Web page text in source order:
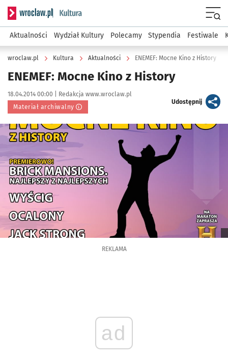
Serwis informacyjny wroclaw.pl podserwis: Kultura
Aktualności Wydział Kultury Polecamy Stypendia Festiwale
wroclaw.pl Kultura Aktualności ENEMEF: Mocne Kino z History
ENEMEF: Mocne Kino z History
Data publikacji:
18.04.2014 00:00 | Autor:
Redakcja www.wroclaw.pl
Materiał archiwalny
Udostępnijartykuł
Kliknij, aby powiększyć
REKLAMA
ad